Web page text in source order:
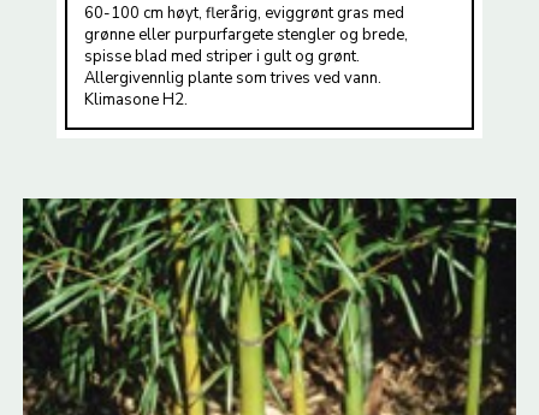
60-100 cm høyt, flerårig, eviggrønt gras med
grønne eller purpurfargete stengler og brede,
spisse blad med striper i gult og grønt.
Allergivennlig plante som trives ved vann.
Klimasone H2.